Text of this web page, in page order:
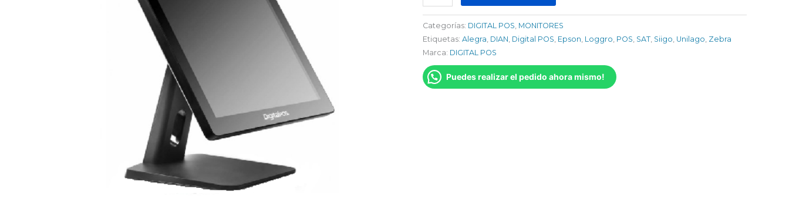
Categorías: DIGITAL POS MONITORES
Etiquetas: Alegra DIAN Digital POS Epson Loggro POS SAT Siigo Unilago Zebra
Marca: DIGITAL POS
Puedes realizar el pedido ahora mismo!